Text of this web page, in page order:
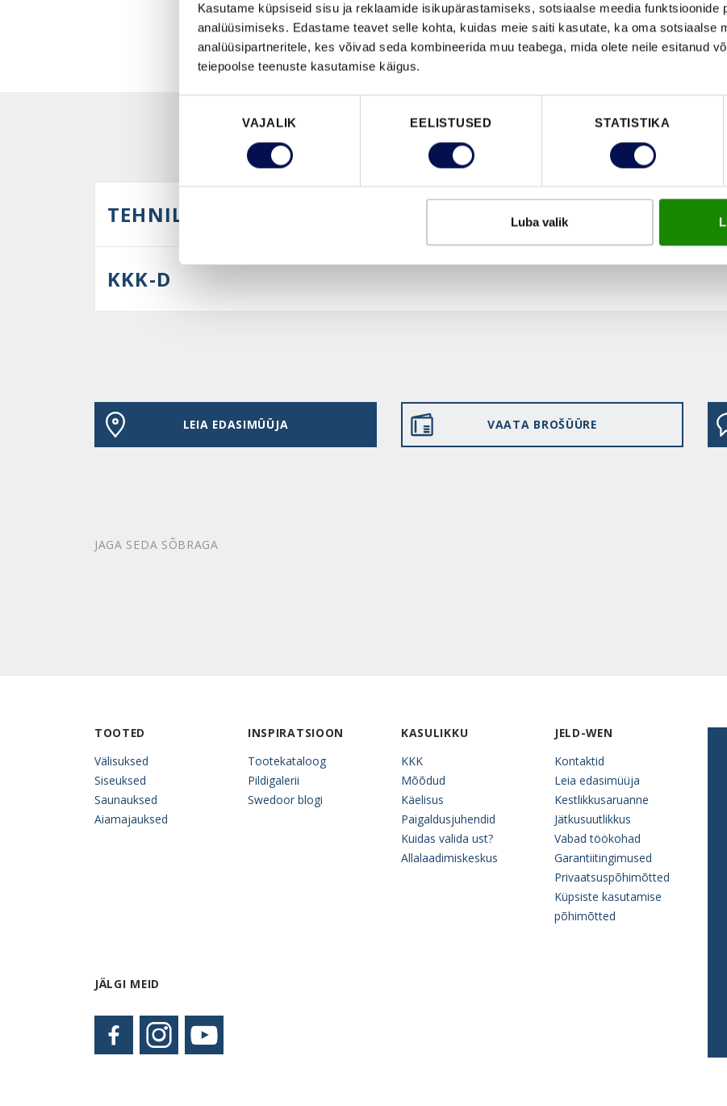
Kasutame küpsiseid sisu ja reklaamide isikupärastamiseks, sotsiaalse meedia funktsioonide
analüüsimiseks. Edastame teavet selle kohta, kuidas meie saiti kasutate, ka oma sotsiaalse
analüüsipartneritele, kes võivad seda kombineerida muu teabega, mida olete neile esitanud
teiepoolse teenuste kasutamise käigus.
VAJALIK EELISTUSED STATISTIKA
Luba valik
TEHNILINE KIRJELDUS
KKK-D
LEIA EDASIMÜÜJA VAATA BROŠÜÜRE
JAGA SEDA SÕBRAGA
TOOTED
Välisuksed
Siseuksed
Saunauksed
Aiamajauksed
INSPIRATSIOON
Tootekataloog
Pildigalerii
Swedoor blogi
KASULIKKU
KKK
Mõõdud
Käelisus
Paigaldusjuhendid
Kuidas valida ust?
Allalaadimiskeskus
JELD-WEN
Kontaktid
Leia edasimüüja
Kestlikkusaruanne
Jätkusuutlikkus
Vabad töökohad
Garantiitingimused
Privaatsuspõhimõtted
Küpsiste kasutamise
põhimõtted
JÄLGI MEID